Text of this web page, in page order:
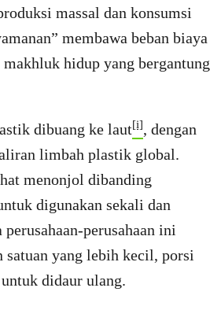
massal dan konsumsi
membawa beban biaya
hidup yang bergantung
dibuang ke laut[i], dengan
limbah plastik global.
menonjol dibanding
digunakan sekali dan
perusahaan ini
satuan yang lebih kecil, porsi
didaur ulang.